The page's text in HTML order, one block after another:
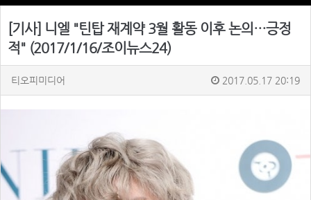
[기사] 니엘 "틴탑 재계약 3월 활동 이후 논의…긍정
적" (2017/1/16/조이뉴스24)
티오피미디어 2017.05.17 20:19